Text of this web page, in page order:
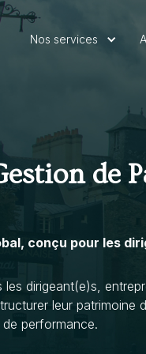
Nos services
de
conçu pour les
les dirigeant(e)s,
leur patrimoine
performance.